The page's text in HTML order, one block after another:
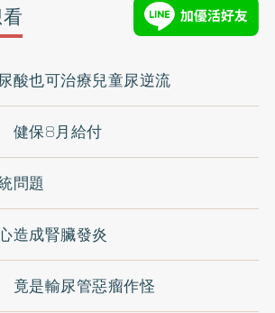
酸也可治療兒童尿逆流
健保8月給付
問題
造成腎臟發炎
是輸尿管惡瘤作怪